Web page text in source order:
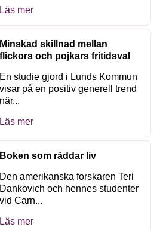
Läs mer
Minskad skillnad mellan
flickors och pojkars fritidsval
En studie gjord i Lunds Kommun
visar på en positiv generell trend
när...
Läs mer
Boken som räddar liv
Den amerikanska forskaren Teri
Dankovich och hennes studenter
vid Carn...
Läs mer